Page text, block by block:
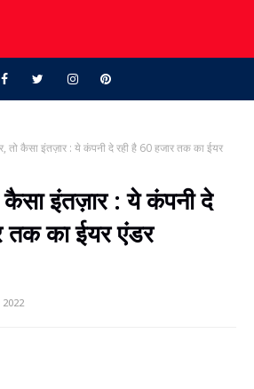
तो कैसा इंतज़ार : ये कंपनी दे रही है 60 हजार तक का ईयर
कैसा इंतज़ार : ये कंपनी दे
तक का ईयर एंडर
2022